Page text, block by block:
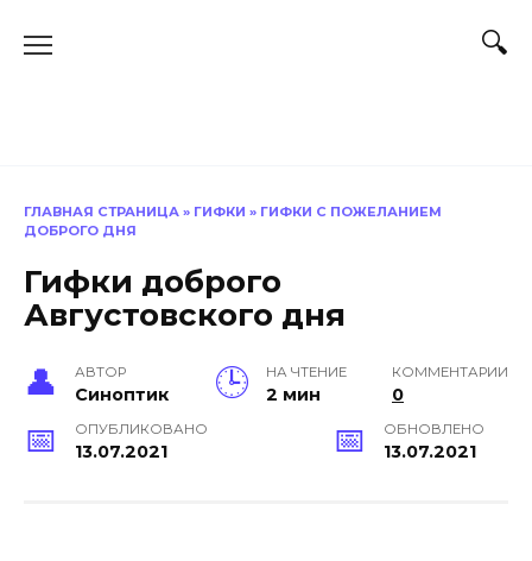
ГЛАВНАЯ СТРАНИЦА » ГИФКИ » ГИФКИ С ПОЖЕЛАНИЕМ
ДОБРОГО ДНЯ
Гифки доброго
Августовского дня
АВТОР
Синоптик
НА ЧТЕНИЕ
2 мин
КОММЕНТАРИИ
0
ОПУБЛИКОВАНО
13.07.2021
ОБНОВЛЕНО
13.07.2021